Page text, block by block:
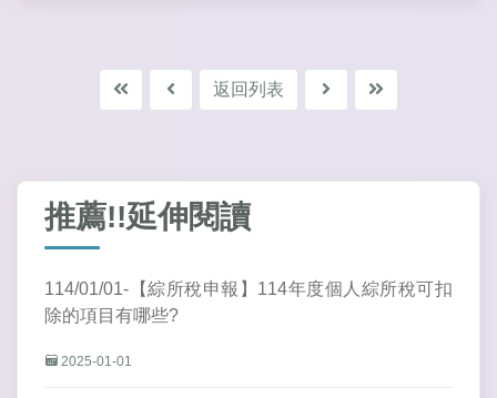
返回列表
推薦!!延伸閱讀
114/01/01-【綜所稅申報】114年度個人綜所稅可扣
除的項目有哪些?
2025-01-01